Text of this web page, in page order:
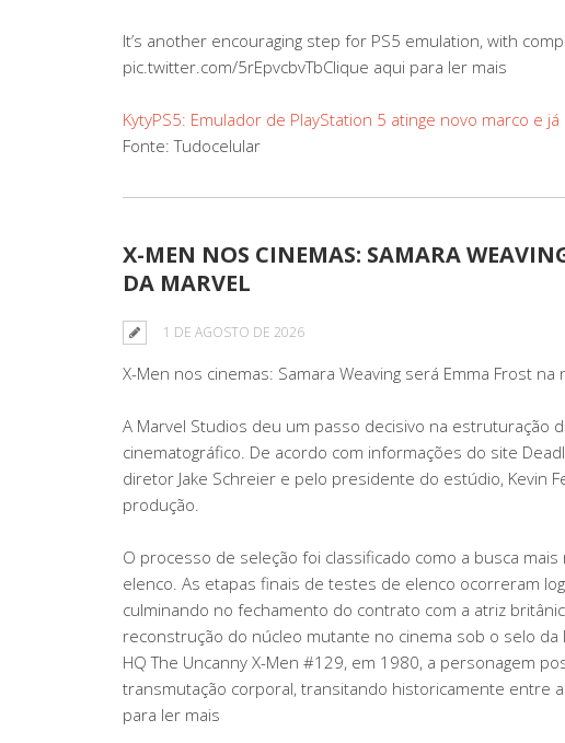
It’s another encouraging step for PS5 emulation, with
pic.twitter.com/5rEpvcbvTbClique aqui para ler mais
KytyPS5: Emulador de PlayStation 5 atinge novo marco e
Fonte: Tudocelular
X-MEN NOS CINEMAS: SAMARA
DA MARVEL
1 DE AGOSTO DE 2026
X-Men nos cinemas: Samara Weaving será Emma Frost na
A Marvel Studios deu um passo decisivo na estruturação
cinematográfico. De acordo com informações do site
diretor Jake Schreier e pelo presidente do estúdio, Kevin
produção.
O processo de seleção foi classificado como a busca
elenco. As etapas finais de testes de elenco ocorreram
culminando no fechamento do contrato com a atriz
reconstrução do núcleo mutante no cinema sob o selo da
HQ The Uncanny X-Men #129, em 1980, a personagem
transmutação corporal, transitando historicamente entre
para ler mais